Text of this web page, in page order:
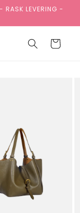
RASK LEVERING -
Handlekurv